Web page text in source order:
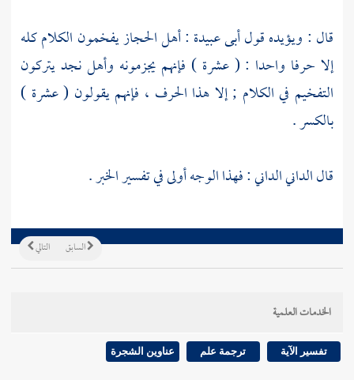
قال : ويؤيده قولأبى عبيدة :أهلالحجازيفخمون الكلام كله
إلا حرفا واحدا : ( عشرة ) فإنهم يجزمونه وأهلنجديتركون
التفخيم في الكلام ; إلا هذا الحرف ، فإنهم يقولون ( عشرة )
بالكسر .
قالالداني الداني: فهذا الوجه أولى في تفسير الخبر .
التالي السابق
الخدمات العلمية
تفسير الآية ترجمة علم عناوين الشجرة